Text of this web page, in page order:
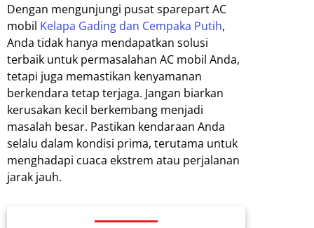
Dengan mengunjungi pusat sparepart AC
mobil Kelapa Gading dan Cempaka Putih,
Anda tidak hanya mendapatkan solusi
terbaik untuk permasalahan AC mobil Anda,
tetapi juga memastikan kenyamanan
berkendara tetap terjaga. Jangan biarkan
kerusakan kecil berkembang menjadi
masalah besar. Pastikan kendaraan Anda
selalu dalam kondisi prima, terutama untuk
menghadapi cuaca ekstrem atau perjalanan
jarak jauh.